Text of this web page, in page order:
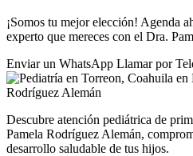
¡Somos tu mejor elección! Agenda
experto que mereces con el Dra.
Enviar un WhatsApp Llamar por
Descubre atención pediátrica de
Pamela Rodríguez Alemán,
desarrollo saludable de tus hijos.